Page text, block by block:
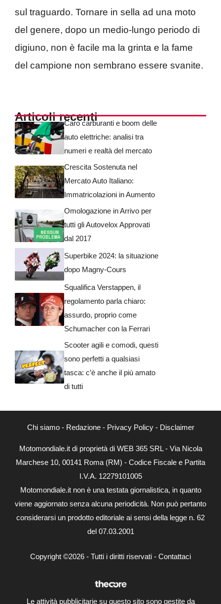
sul traguardo. Tornare in sella ad una moto
del genere, dopo un medio-lungo periodo di
digiuno, non è facile ma la grinta e la fame
del campione non sembrano essere svanite.
Articoli recentiCaro carburanti e boom delle
auto elettriche: analisi tra
numeri e realtà del mercato
Crescita Sostenuta nel
Mercato Auto Italiano:
Immatricolazioni in Aumento
Omologazione in Arrivo per
tutti gli Autovelox Approvati
dal 2017
Superbike 2024: la situazione
dopo Magny-Cours
Squalifica Verstappen, il
regolamento parla chiaro:
assurdo, proprio come
Schumacher con la Ferrari
Scooter agili e comodi, questi
sono perfetti a qualsiasi
tasca: c’è anche il più amato
di tutti
Chi siamo- Redazione- Privacy Policy- Disclaimer
Motomondiale.it di proprietà di WEB 365 SRL - Via Nicola
Marchese 10, 00141 Roma (RM) - Codice Fiscale e Partita
I.V.A. 12279101005
Motomondiale.it non è una testata giornalistica, in quanto
viene aggiornato senza alcuna periodicità. Non può pertanto
considerarsi un prodotto editoriale ai sensi della legge n. 62
del 07.03.2001
Copyright ©2026 - Tutti i diritti riservati - Contattaci
Le attività pubblicitarie su questo sito sono gestite da